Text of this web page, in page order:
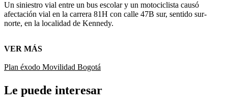
Un siniestro vial entre un bus escolar y un motociclista causó
afectación vial en la carrera 81H con calle 47B sur, sentido sur-
norte, en la localidad de Kennedy.
VER MÁS
Plan éxodo Movilidad Bogotá
Le puede interesar